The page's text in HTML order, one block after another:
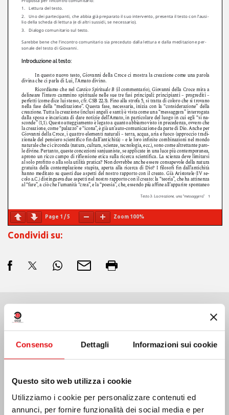
Consenso Dettagli Informazioni sui cookie
Questo sito web utilizza i cookie
Utilizziamo i cookie per personalizzare contenuti ed
annunci, per fornire funzionalità dei social media e per
Page 1 /5 Zoom 100%
Condividi su:
Ultime Notizie:
MESSICO: ASSEMBLEA PLENARIA OCD